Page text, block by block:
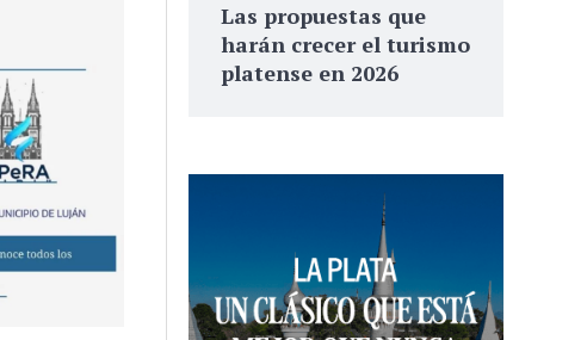
Las propuestas que
harán crecer el turismo
platense en 2026